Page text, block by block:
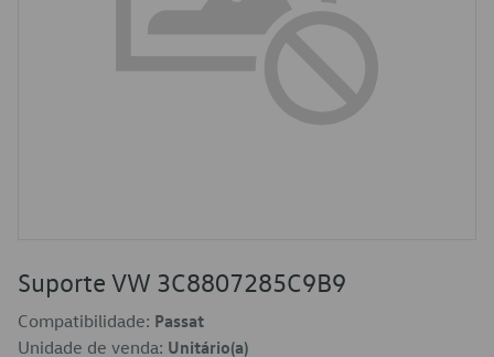
Suporte VW 3C8807285C9B9
Compatibilidade: Passat
Unidade de venda: Unitário(a)